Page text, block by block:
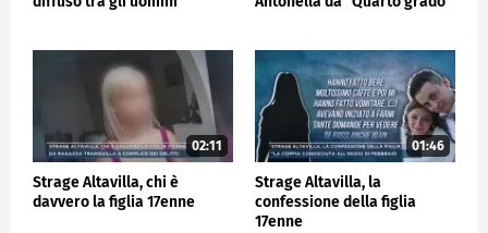
02:11
Strage Altavilla, chi è
davvero la figlia 17enne
01:46
Strage Altavilla, la
confessione della figlia
17enne